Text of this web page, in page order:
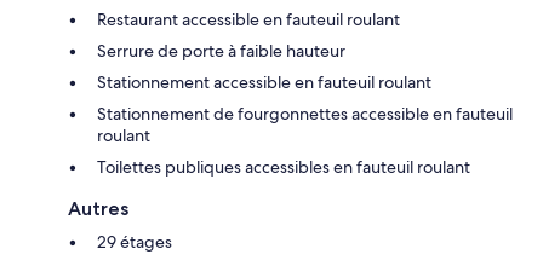
Restaurant accessible en fauteuil roulant
Serrure de porte à faible hauteur
Stationnement accessible en fauteuil roulant
Stationnement de fourgonnettes accessible en fauteuil
roulant
Toilettes publiques accessibles en fauteuil roulant
Autres
29 étages